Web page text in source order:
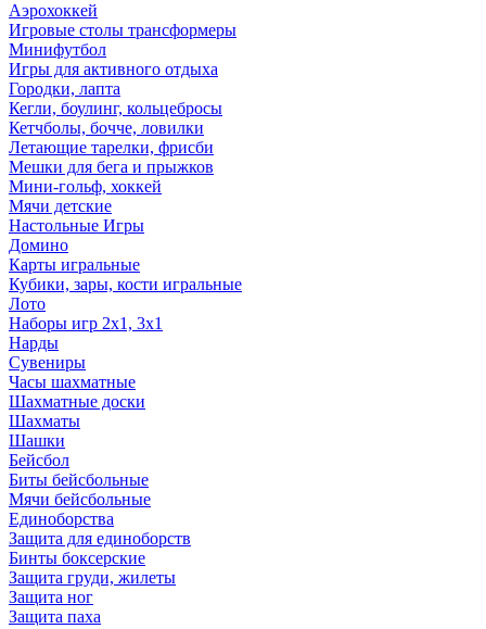
Аэрохоккей
Игровые столы трансформеры
Минифутбол
Игры для активного отдыха
Городки, лапта
Кегли, боулинг, кольцебросы
Кетчболы, бочче, ловилки
Летающие тарелки, фрисби
Мешки для бега и прыжков
Мини-гольф, хоккей
Мячи детские
Настольные Игры
Домино
Карты игральные
Кубики, зары, кости игральные
Лото
Наборы игр 2х1, 3х1
Нарды
Сувениры
Часы шахматные
Шахматные доски
Шахматы
Шашки
Бейсбол
Биты бейсбольные
Мячи бейсбольные
Единоборства
Защита для единоборств
Бинты боксерские
Защита груди, жилеты
Защита ног
Защита паха